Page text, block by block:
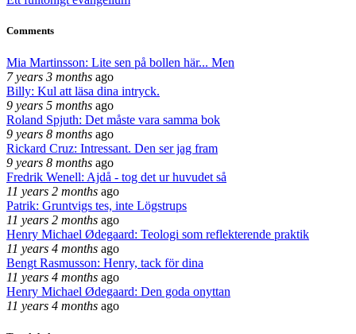
Comments
Mia Martinsson: Lite sen på bollen här... Men
7 years 3 months ago
Billy: Kul att läsa dina intryck.
9 years 5 months ago
Roland Spjuth: Det måste vara samma bok
9 years 8 months ago
Rickard Cruz: Intressant. Den ser jag fram
9 years 8 months ago
Fredrik Wenell: Ajdå - tog det ur huvudet så
11 years 2 months ago
Patrik: Gruntvigs tes, inte Lögstrups
11 years 2 months ago
Henry Michael Ødegaard: Teologi som reflekterende praktik
11 years 4 months ago
Bengt Rasmusson: Henry, tack för dina
11 years 4 months ago
Henry Michael Ødegaard: Den goda onyttan
11 years 4 months ago